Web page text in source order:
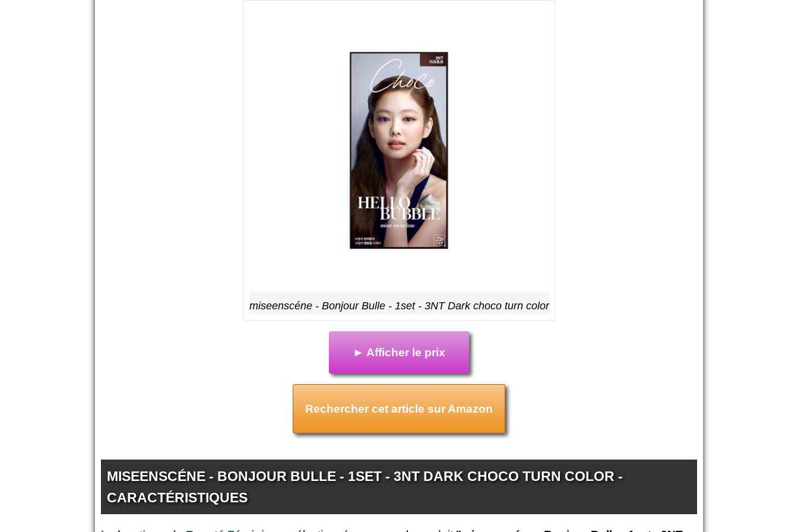
miseenscéne - Bonjour Bulle - 1set - 3NT Dark choco turn color
► Afficher le prix
Rechercher cet article sur Amazon
MISEENSCÉNE - BONJOUR BULLE - 1SET - 3NT DARK CHOCO TURN COLOR -
CARACTÉRISTIQUES